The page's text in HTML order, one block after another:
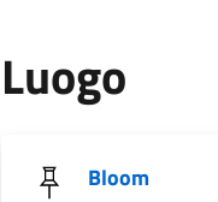
Luogo
Bloom